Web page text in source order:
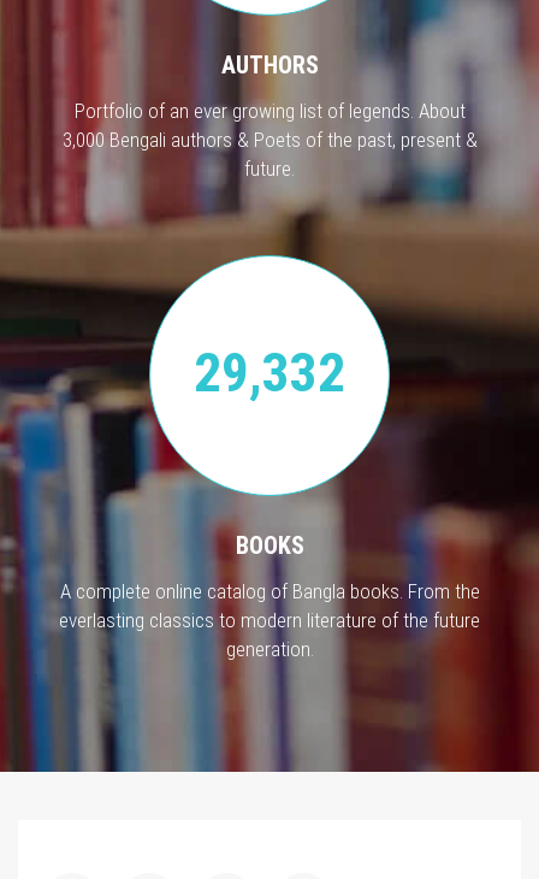
AUTHORS
Portfolio of an ever growing list of legends. About
3,000 Bengali authors & Poets of the past, present &
future.
29,332
BOOKS
A complete online catalog of Bangla books. From the
everlasting classics to modern literature of the future
generation.